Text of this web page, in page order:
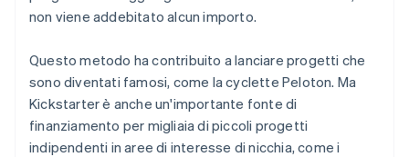
non viene addebitato alcun importo.
Questo metodo ha contribuito a lanciare progetti che
sono diventati famosi, come la cyclette Peloton. Ma
Kickstarter è anche un'importante fonte di
finanziamento per migliaia di piccoli progetti
indipendenti in aree di interesse di nicchia, come i